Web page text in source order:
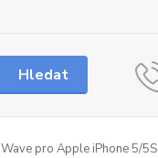
Hledat
pro Apple iPhone 5/5S